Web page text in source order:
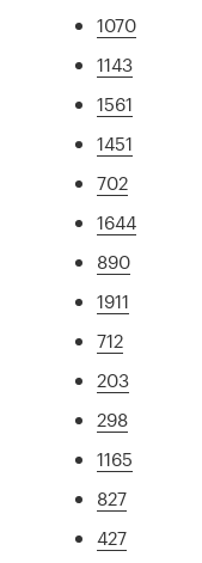
1070
1143
1561
1451
702
1644
890
1911
712
203
298
1165
827
427